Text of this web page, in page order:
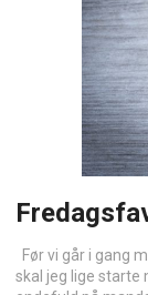
Før vi går i gang
skal jeg lige starte